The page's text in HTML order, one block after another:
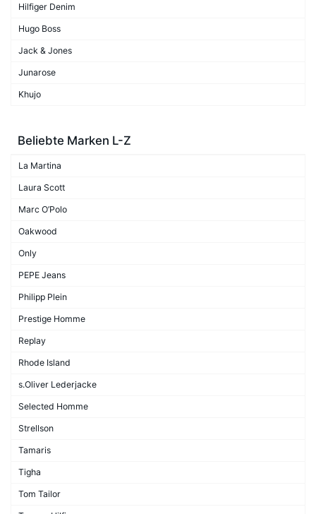
Hilfiger Denim
Hugo Boss
Jack & Jones
Junarose
Khujo
Beliebte Marken L-Z
La Martina
Laura Scott
Marc O’Polo
Oakwood
Only
PEPE Jeans
Philipp Plein
Prestige Homme
Replay
Rhode Island
s.Oliver Lederjacke
Selected Homme
Strellson
Tamaris
Tigha
Tom Tailor